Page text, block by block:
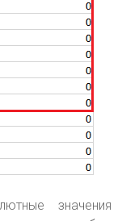
значения